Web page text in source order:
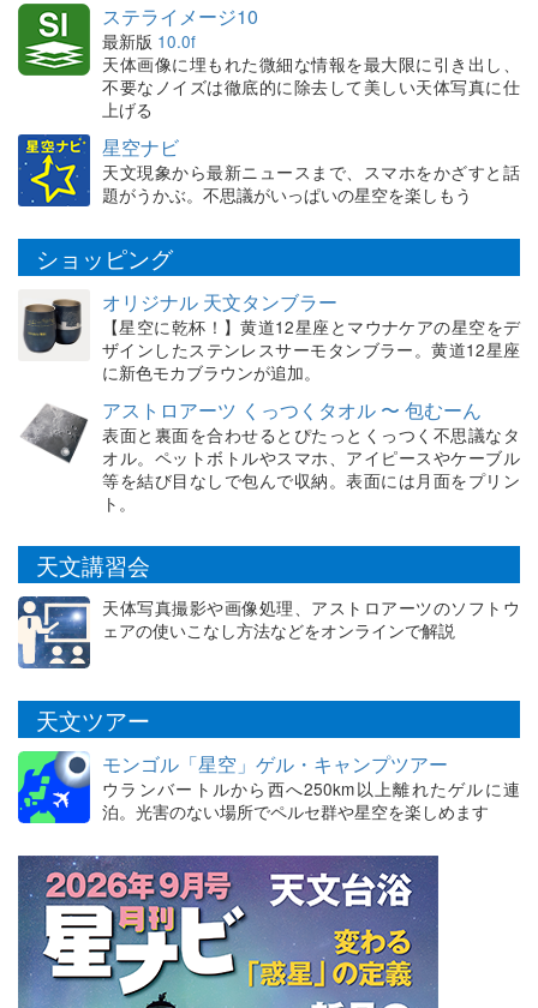
ステライメージ10
最新版 10.0f
天体画像に埋もれた微細な情報を最大限に引き出し、
不要なノイズは徹底的に除去して美しい天体写真に仕
上げる
星空ナビ
天文現象から最新ニュースまで、スマホをかざすと話
題がうかぶ。不思議がいっぱいの星空を楽しもう
ショッピング
オリジナル 天文タンブラー
【星空に乾杯！】黄道12星座とマウナケアの星空をデ
ザインしたステンレスサーモタンブラー。黄道12星座
に新色モカブラウンが追加。
アストロアーツ くっつくタオル 〜 包むーん
表面と裏面を合わせるとぴたっとくっつく不思議なタ
オル。ペットボトルやスマホ、アイピースやケーブル
等を結び目なしで包んで収納。表面には月面をプリン
ト。
天文講習会
天体写真撮影や画像処理、アストロアーツのソフトウ
ェアの使いこなし方法などをオンラインで解説
天文ツアー
モンゴル「星空」ゲル・キャンプツアー
ウランバートルから西へ250km以上離れたゲルに連
泊。光害のない場所でペルセ群や星空を楽しめます